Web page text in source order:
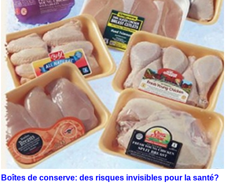
Boîtes de conserve: des risques invisibles pour la santé?